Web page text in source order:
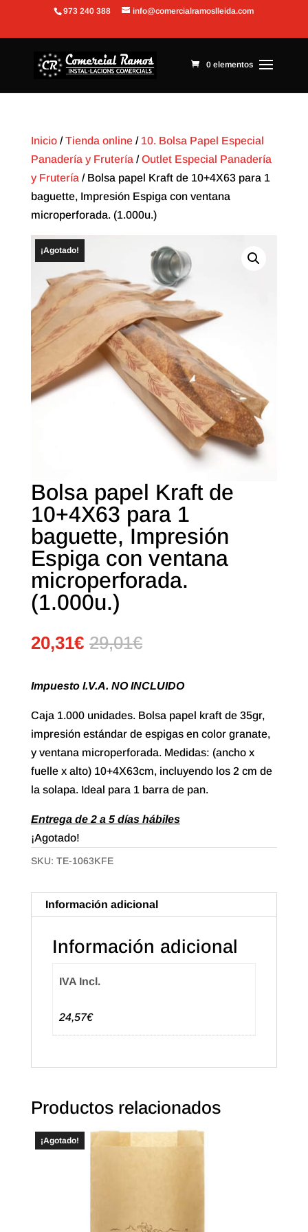
Abrir barra de herramientas
973 240 388 info@comercialramoslleida.com
0 elementos
Inicio/Tienda online/ 10. Bolsa Papel Especial
Panadería y Frutería /Outlet Especial Panadería
y Frutería / Bolsa papel Kraft de 10+4X63 para 1
baguette, Impresión Espiga con ventana
microperforada. (1.000u.)
¡Agotado!
Bolsa papel Kraft de
10+4X63 para 1
baguette, Impresión
Espiga con ventana
microperforada.
(1.000u.)
20,31€ 29,01€
Impuesto I.V.A. NO INCLUIDO
Caja 1.000 unidades. Bolsa papel kraft de 35gr,
impresión estándar de espigas en color granate,
y ventana microperforada. Medidas: (ancho x
fuelle x alto) 10+4X63cm, incluyendo los 2 cm de
la solapa. Ideal para 1 barra de pan.
Entrega de 2 a 5 días hábiles
¡Agotado!
SKU: TE-1063KFE
Información adicional
Información adicional
IVA Incl.
24,57€
Productos relacionados
¡Agotado!